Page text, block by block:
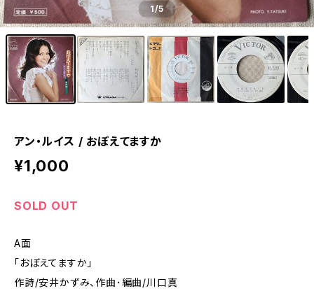
1/5
アン・ルイス / おぼえてますか
¥1,000
SOLD OUT
A面
「おぼえてますか」
作詩/安井かずみ、作曲･編曲/川口真